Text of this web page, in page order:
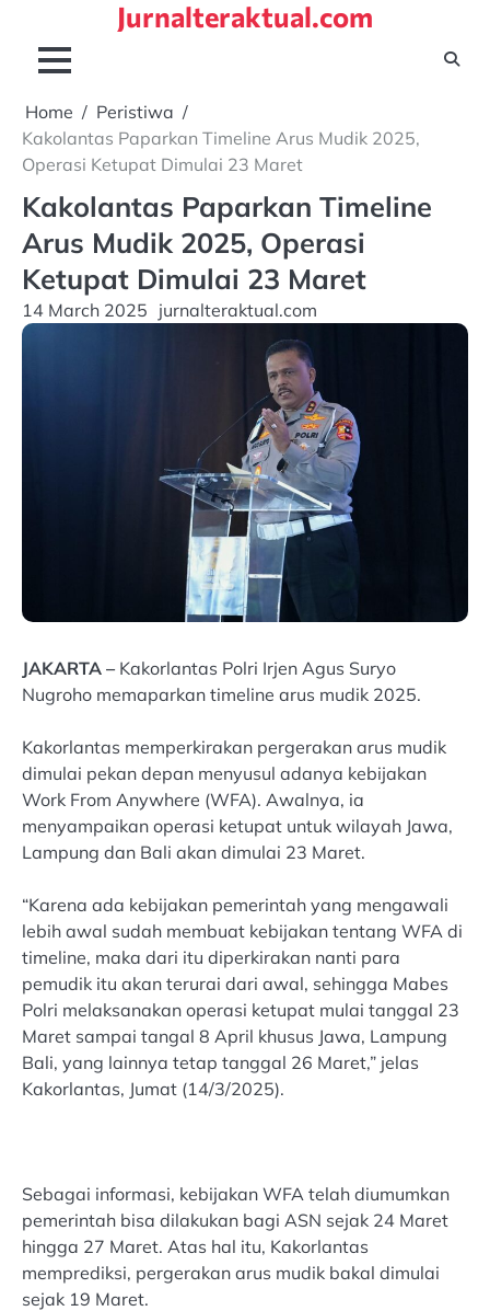
content
Jurnalteraktual.com
Home
Peristiwa
Kakolantas Paparkan Timeline Arus Mudik 2025,
Operasi Ketupat Dimulai 23 Maret
Kakolantas Paparkan Timeline
Arus Mudik 2025, Operasi
Ketupat Dimulai 23 Maret
14 March 2025 jurnalteraktual.com
JAKARTA – Kakorlantas Polri Irjen Agus Suryo
Nugroho memaparkan timeline arus mudik 2025.
Kakorlantas memperkirakan pergerakan arus mudik
dimulai pekan depan menyusul adanya kebijakan
Work From Anywhere (WFA). Awalnya, ia
menyampaikan operasi ketupat untuk wilayah Jawa,
Lampung dan Bali akan dimulai 23 Maret.
“Karena ada kebijakan pemerintah yang mengawali
lebih awal sudah membuat kebijakan tentang WFA di
timeline, maka dari itu diperkirakan nanti para
pemudik itu akan terurai dari awal, sehingga Mabes
Polri melaksanakan operasi ketupat mulai tanggal 23
Maret sampai tangal 8 April khusus Jawa, Lampung
Bali, yang lainnya tetap tanggal 26 Maret,” jelas
Kakorlantas, Jumat (14/3/2025).
Sebagai informasi, kebijakan WFA telah diumumkan
pemerintah bisa dilakukan bagi ASN sejak 24 Maret
hingga 27 Maret. Atas hal itu, Kakorlantas
memprediksi, pergerakan arus mudik bakal dimulai
sejak 19 Maret.